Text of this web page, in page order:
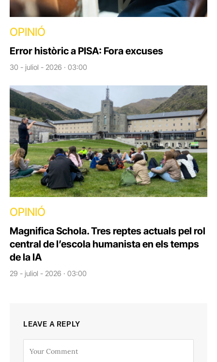
OPINIÓ
Error històric a PISA: Fora excuses
30 - juliol - 2026 · 03:00
OPINIÓ
Magnifica Schola. Tres reptes actuals pel rol
central de l’escola humanista en els temps
de la IA
29 - juliol - 2026 · 03:00
LEAVE A REPLY